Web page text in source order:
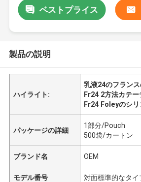
ベストプライス
製品の説明
ハイライト:
乳液24のフラン
Fr24 2方法カテー
Fr24 Foleyのシ
パッケージの詳細
1部分/Pouch
500袋/カートン
ブランド名 OEM
モデル番号 対面標準的なタイ